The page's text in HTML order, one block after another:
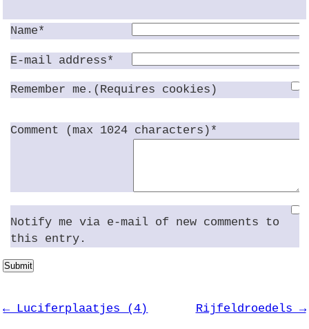
Name*
E-mail address*
Remember me.(Requires cookies)
Comment (max 1024 characters)*
Notify me via e-mail of new comments to
this entry.
Submit
← Luciferplaatjes (4) Rijfeldroedels →